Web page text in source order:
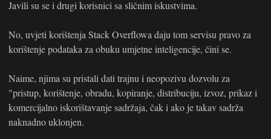
Javili su se i drugi korisnici sa sličnim iskustvima.
No, uvjeti korištenja Stack Overflowa daju tom servisu pravo za
korištenje podataka za obuku umjetne inteligencije, čini se.
Naime, njima su pristali dati trajnu i neopozivu dozvolu za
"pristup, korištenje, obradu, kopiranje, distribuciju, izvoz, prikaz i
komercijalno iskorištavanje sadržaja, čak i ako je takav sadrža
naknadno uklonjen.